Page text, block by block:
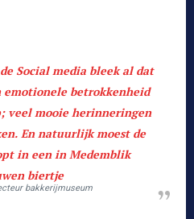
Social media bleek al dat
emotionele betrokkenheid
veel mooie herinneringen
En natuurlijk moest de
in een in Medemblik
biertje
bakkerijmuseum